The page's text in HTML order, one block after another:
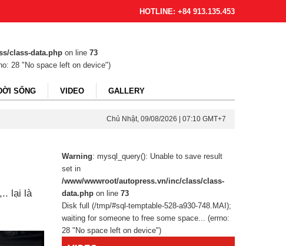
HOTLINE: +84 913.135.453
class-data.phpon line 73
28 "No space left on device")
SỐNG VIDEO GALLERY
Chủ Nhật, 09/08/2026 | 07:10 GMT+7
lại là
Warning: mysql_query(): Unable to save result
set in
/www/wwwroot/autopress.vn/inc/class/class-
data.php on line 73
Disk full (/tmp/#sql-temptable-528-a930-748.MAI);
waiting for someone to free some space... (errno:
28 "No space left on device")